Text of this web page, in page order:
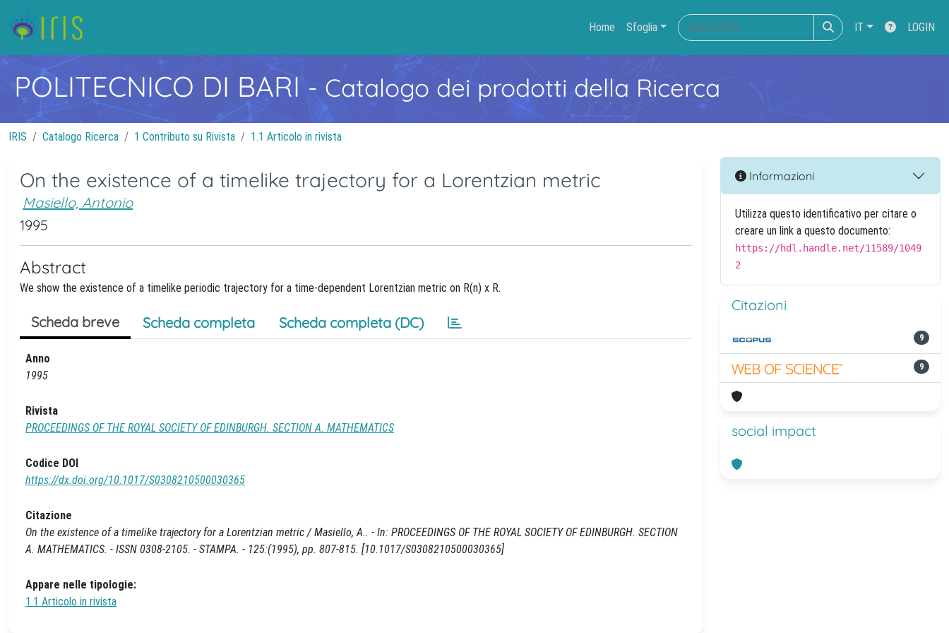
Home Sfoglia IT LOGIN
POLITECNICO DI BARI- Catalogo dei prodotti della Ricerca
IRIS Catalogo Ricerca 1 Contributo su Rivista 1.1 Articolo in rivista
On the existence of a timelike trajectory for a Lorentzian metric
Masiello, Antonio
1995
Abstract
We show the existence of a timelike periodic trajectory for a time-dependent Lorentzian metric on R(n) x R.
Scheda breve Scheda completa Scheda completa (DC)
Anno
1995
Rivista
PROCEEDINGS OF THE ROYAL SOCIETY OF EDINBURGH. SECTION A. MATHEMATICS
Codice DOI
https://dx.doi.org/10.1017/S0308210500030365
Citazione
On the existence of a timelike trajectory for a Lorentzian metric / Masiello, A.. - In: PROCEEDINGS OF THE ROYAL SOCIETY OF EDINBURGH. SECTION
A. MATHEMATICS. - ISSN 0308-2105. - STAMPA. - 125:(1995), pp. 807-815. [10.1017/S0308210500030365]
Appare nelle tipologie:
1.1 Articolo in rivista
Informazioni
Utilizza questo identificativo per citare o
creare un link a questo documento:
https://hdl.handle.net/11589/1049
2
Citazioni
9
9
social impact